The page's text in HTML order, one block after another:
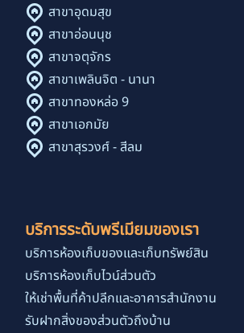
สาขาอุดมสุข
สาขาอ่อนนุช
สาขาจตุจักร
สาขาเพลินจิต - นานา
สาขาทองหล่อ 9
สาขาเอกมัย
สาขาสุรวงศ์ - สีลม
บริการระดับพรีเมียมของเรา
บริการห้องเก็บของและเก็บทรัพย์สิน
บริการห้องเก็บไวน์ส่วนตัว
ให้เช่าพื้นที่ค้าปลีกและอาคารสำนักงาน
รับฝากสิ่งของส่วนตัวถึงบ้าน